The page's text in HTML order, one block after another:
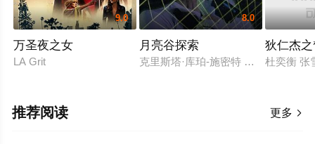
9.0
万圣夜之女
LA Grit
8.0
月亮谷探索
克里斯塔·库珀-施密特 Michael
狄仁杰
杜奕衡 张
更多 
推荐阅读